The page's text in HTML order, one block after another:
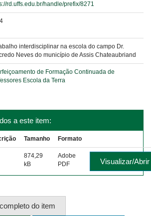
rd.uffs.edu.br/handle/prefix/8271
interdisciplinar na escola do campo Dr.
Neves do município de Assis Chateaubriand
de Formação Continuada de
Escola da Terra
a este item:
Tamanho Formato
874,29
kB
Adobe
PDF
Visualizar/Abrir
do item